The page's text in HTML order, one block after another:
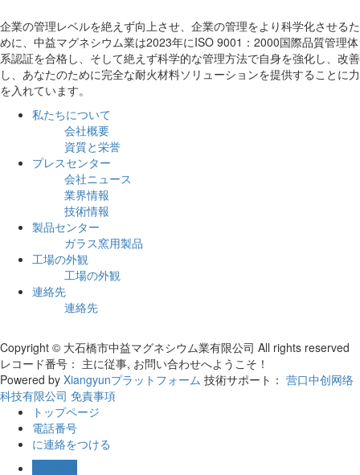
企業の管理レベルを絶えず向上させ、企業の管理をより科学化させるた
めに、中益マグネシウム業は2023年にISO 9001：2000国際品質管理体
系認証を合格し、そして絶えず科学的な管理方法で自身を強化し、改善
し、あなたのために完全な耐火材料ソリューションを提供することに力
を入れています。
私たちについて
会社概要
資質と栄誉
プレスセンター
会社ニュース
業界情報
技術情報
製品センター
ガラス窯用製品
工場の外観
工場の外観
連絡先
連絡先
Copyright © 大石橋市中益マグネシウム業有限公司 All rights reserved
レコード番号： 主に従事, お問い合わせへようこそ！
Powered by Xiangyunプラットフォーム 技術サポート： 营口中创网络
科技有限公司 免責事項
トップページ
電話番号
に連絡をつける